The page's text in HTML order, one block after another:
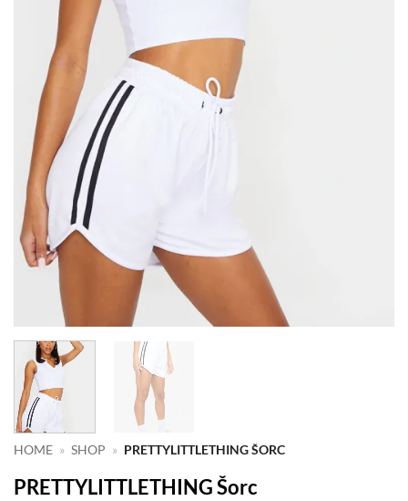
HOME » SHOP » PRETTYLITTLETHING ŠORC
PRETTYLITTLETHING Šorc